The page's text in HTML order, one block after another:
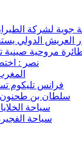
العريش الدولي
مروحية صينية
نصر :
فرانس تليكوم
سلطان بن طحنون
"سياحة
سياحة